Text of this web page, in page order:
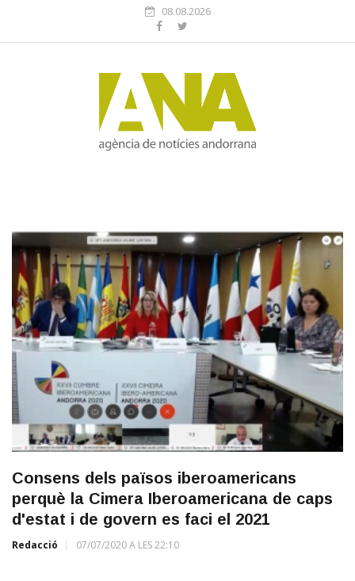
08.08.2026
Consens dels països iberoamericans
perquè la Cimera Iberoamericana de caps
d'estat i de govern es faci el 2021
Redacció 07/07/2020 A LES 22:10